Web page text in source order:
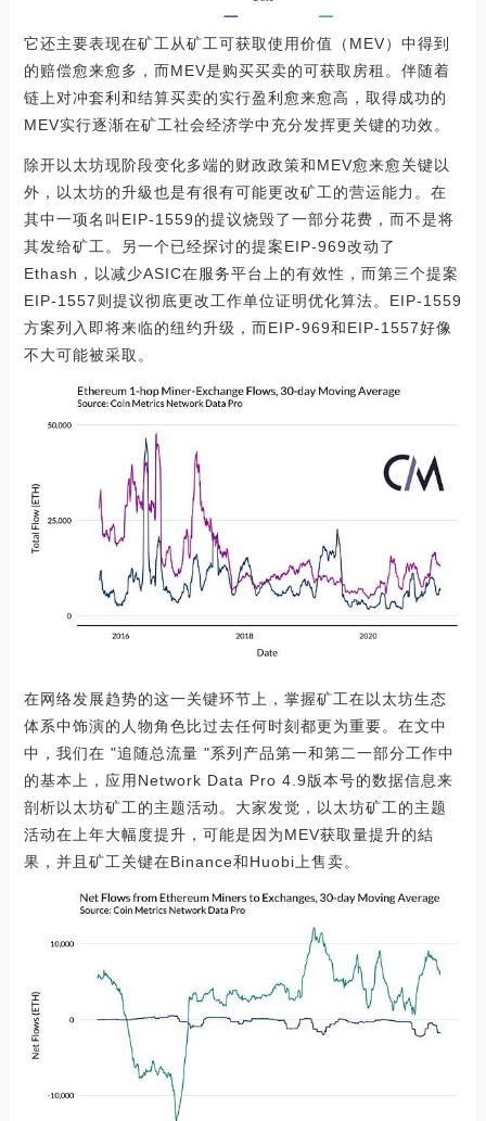
它还主要表现在矿工从矿工可获取使用价值（MEV）中得到
的赔偿愈来愈多，而MEV是购买买卖的可获取房租。伴随着
链上对冲套利和结算买卖的实行盈利愈来愈高，取得成功的
MEV实行逐渐在矿工社会经济学中充分发挥更关键的功效。
除开以太坊现阶段变化多端的财政政策和MEV愈来愈关键以
外，以太坊的升級也是有很有可能更改矿工的营运能力。在
其中一项名叫EIP-1559的提议烧毁了一部分花费，而不是将
其发给矿工。另一个已经探讨的提案EIP-969改动了
Ethash，以减少ASIC在服务平台上的有效性，而第三个提案
EIP-1557则提议彻底更改工作单位证明优化算法。EIP-1559
方案列入即将来临的纽约升级，而EIP-969和EIP-1557好像
不大可能被采取。
在网络发展趋势的这一关键环节上，掌握矿工在以太坊生态
体系中饰演的人物角色比过去任何时刻都更为重要。在文中
中，我们在 "追随总流量 "系列产品第一和第二一部分工作中
的基本上，应用Network Data Pro 4.9版本号的数据信息来
剖析以太坊矿工的主题活动。大家发觉，以太坊矿工的主题
活动在上年大幅度提升，可能是因为MEV获取量提升的結
果，并且矿工关键在Binance和Huobi上售卖。